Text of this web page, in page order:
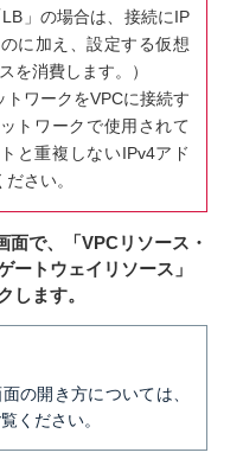
LB」の場合は、接続にIP
に加え、設定する仮想
を消費します。）
ワークをVPCに接続す
トワークで使用されて
と重複しないIPv4アド
さい。
面で、「VPCリソース・
ートウェイリソース」
します。
の開き方については、
ください。